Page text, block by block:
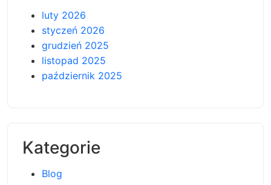
luty 2026
styczeń 2026
grudzień 2025
listopad 2025
październik 2025
Kategorie
Blog